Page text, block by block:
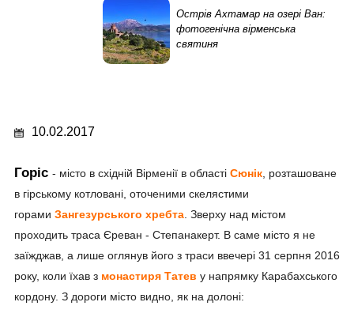
Острів Ахтамар на озері Ван:
фотогенічна вірменська
святиня
10.02.2017
Горіс - місто в східній Вірменії в області Сюнік, розташоване
в гірському котловані, оточеними скелястими
горами Зангезурського хребта. Зверху над містом
проходить траса Єреван - Степанакерт. В саме місто я не
заїжджав, а лише оглянув його з траси ввечері 31 серпня 2016
року, коли їхав з монастиря Татев у напрямку Карабахського
кордону. З дороги місто видно, як на долоні: